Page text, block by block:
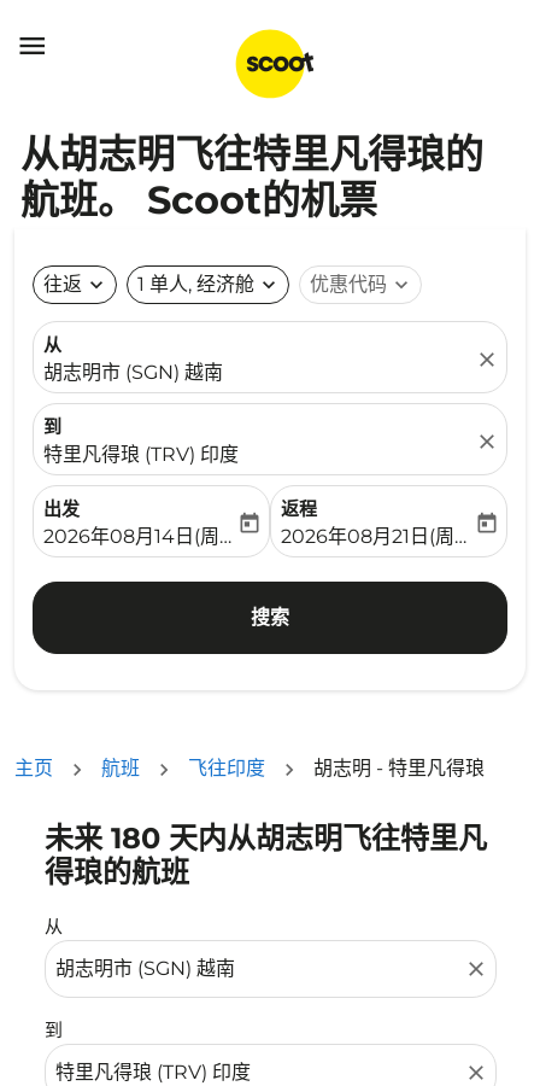

从胡志明飞往特里凡得琅的
航班。 Scoot的机票
往返 expand_more 1 单人, 经济舱 expand_more 优惠代码 expand_more
从
胡志明市 (SGN) 越南
close
到
特里凡得琅 (TRV) 印度
close
出发
fc-booking-departure-date-aria-label
2026年08月14日(周五)
today
返程
fc-booking-return-date-
2026年08月21日(周五)
today
搜索
主页 航班 飞往印度 胡志明 - 特里凡得琅
未来 180 天内从胡志明飞往特里凡
得琅的航班
从
close
到
close
没有符合您的筛选条件的机票。请调整您的筛选条件。